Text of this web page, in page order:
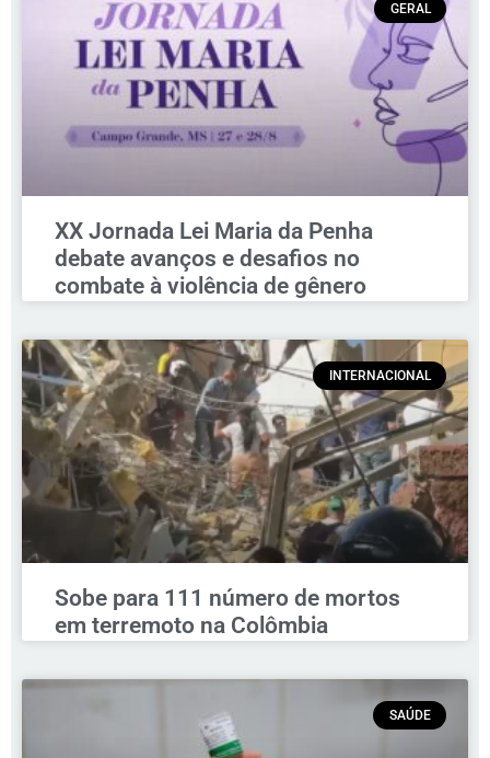
GERAL
XX Jornada Lei Maria da Penha
debate avanços e desafios no
combate à violência de gênero
INTERNACIONAL
Sobe para 111 número de mortos
em terremoto na Colômbia
SAÚDE